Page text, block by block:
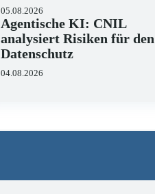
05.08.2026
Agentische KI: CNIL
analysiert Risiken für den
Datenschutz
04.08.2026